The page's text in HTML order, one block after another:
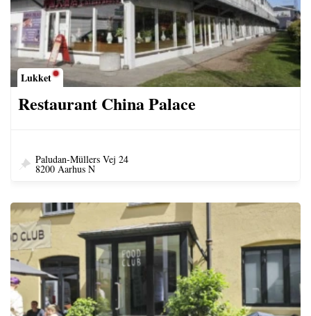
Lukket
Restaurant China Palace
Paludan-Mülle​rs Vej 24
8200 Aarhus N